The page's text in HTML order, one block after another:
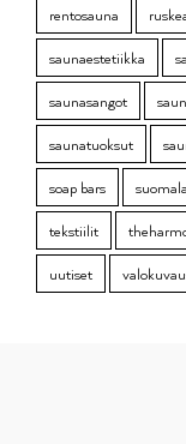
rentosauna
saunaestetiikka
saunasangot
saunatuoksut
soap bars
tekstiilit
uutiset